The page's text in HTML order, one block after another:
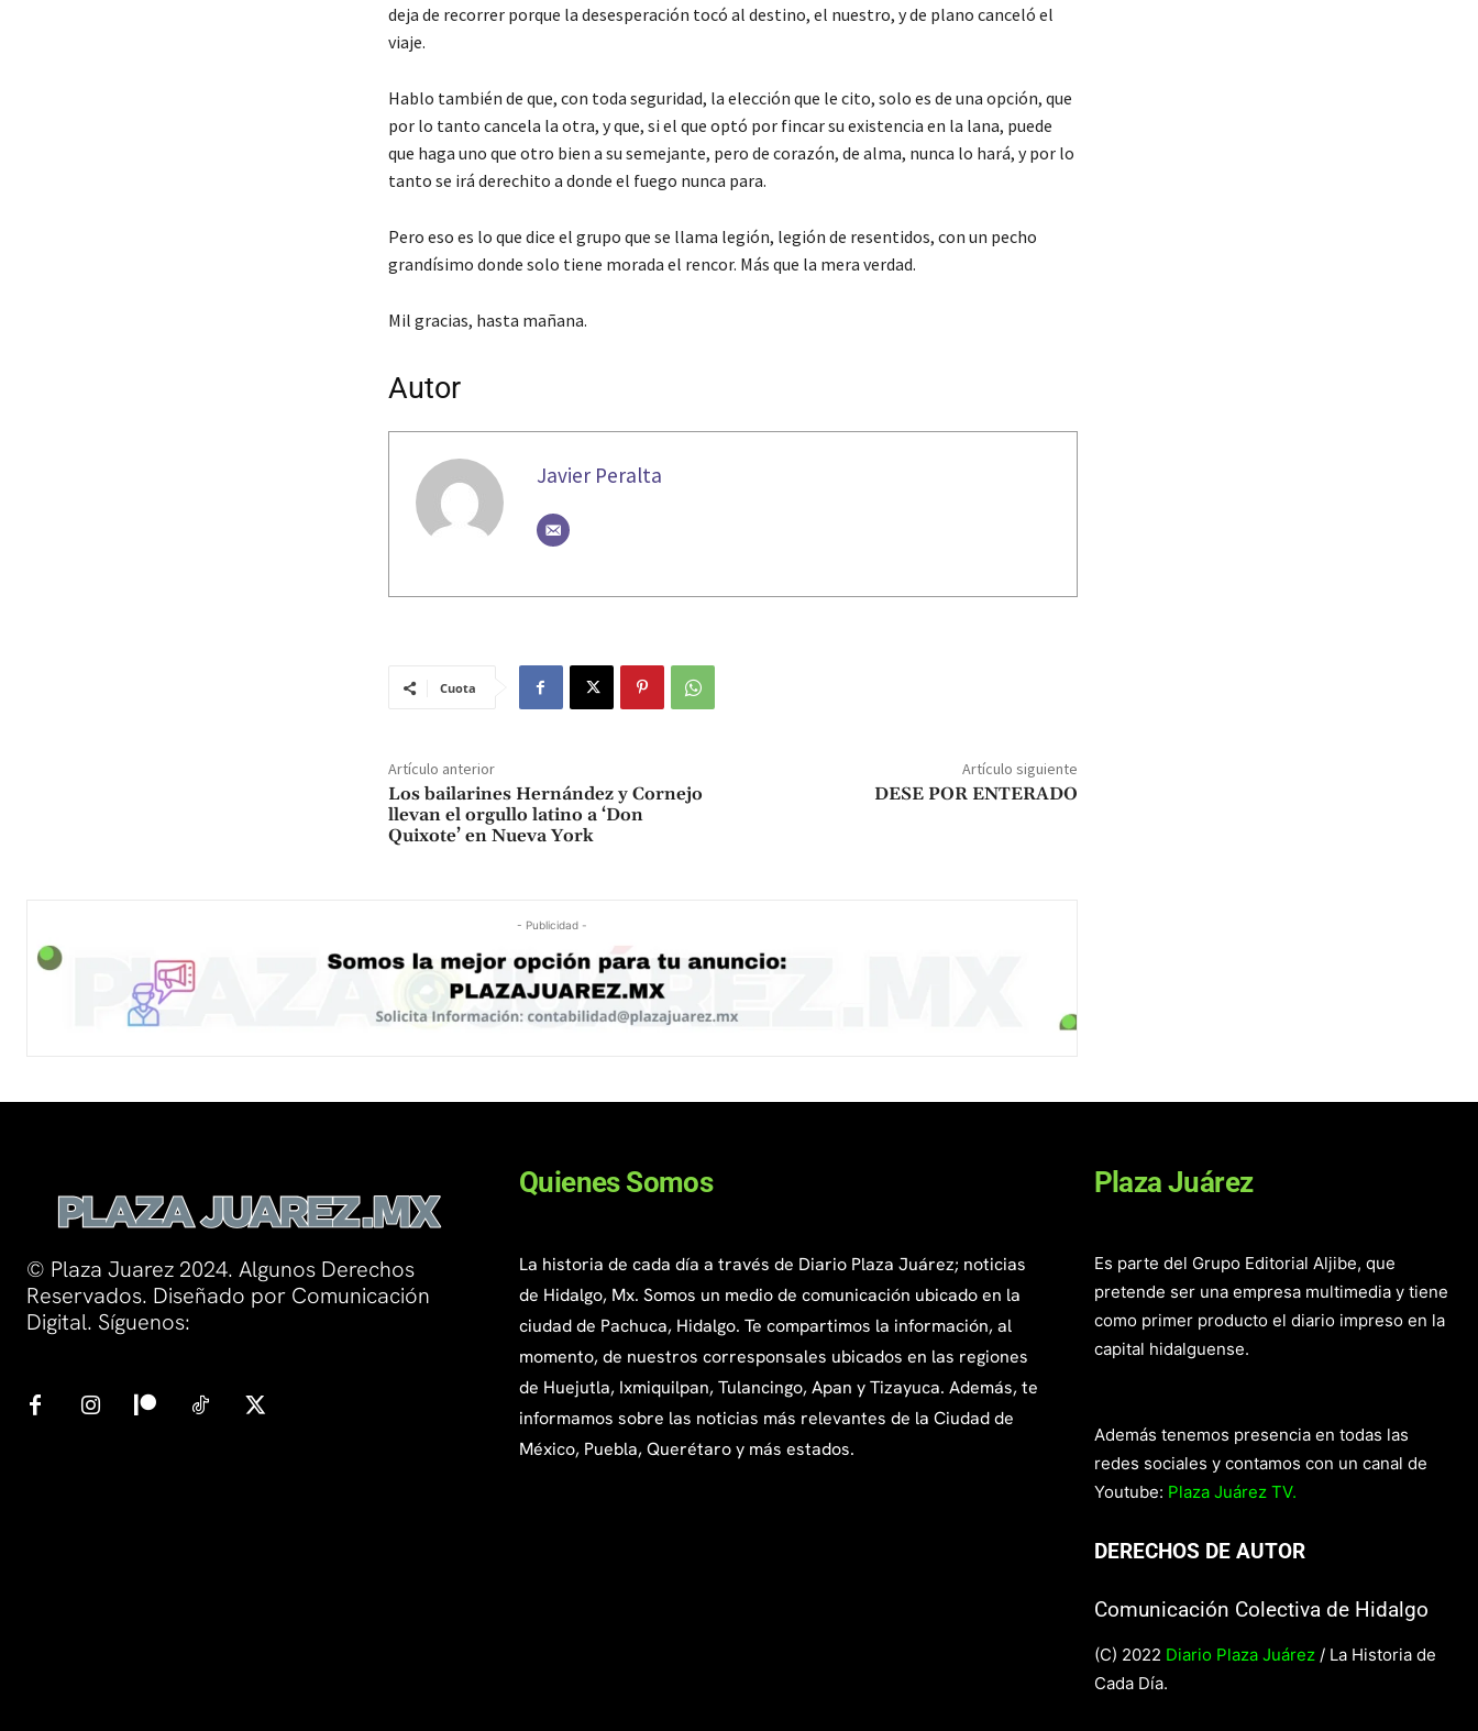
deja de recorrer porque la desesperación tocó al destino, el nuestro, y de plano canceló el
viaje.
Hablo también de que, con toda seguridad, la elección que le cito, solo es de una opción, que
por lo tanto cancela la otra, y que, si el que optó por fincar su existencia en la lana, puede
que haga uno que otro bien a su semejante, pero de corazón, de alma, nunca lo hará, y por lo
tanto se irá derechito a donde el fuego nunca para.
Pero eso es lo que dice el grupo que se llama legión, legión de resentidos, con un pecho
grandísimo donde solo tiene morada el rencor. Más que la mera verdad.
Mil gracias, hasta mañana.
Autor
Javier Peralta
Cuota
Artículo anterior
Los bailarines Hernández y Cornejo
llevan el orgullo latino a ‘Don
Quixote’ en Nueva York
Artículo siguiente
DESE POR ENTERADO
- Publicidad -
© Plaza Juarez 2024. Algunos Derechos
Reservados. Diseñado por Comunicación
Digital. Síguenos:
Quienes Somos
La historia de cada día a través de Diario Plaza Juárez; noticias
de Hidalgo, Mx. Somos un medio de comunicación ubicado en la
ciudad de Pachuca, Hidalgo. Te compartimos la información, al
momento, de nuestros corresponsales ubicados en las regiones
de Huejutla, Ixmiquilpan, Tulancingo, Apan y Tizayuca. Además, te
informamos sobre las noticias más relevantes de la Ciudad de
México, Puebla, Querétaro y más estados.
Plaza Juárez
Es parte del Grupo Editorial Aljibe, que
pretende ser una empresa multimedia y tiene
como primer producto el diario impreso en la
capital hidalguense.
Además tenemos presencia en todas las
redes sociales y contamos con un canal de
Youtube: Plaza Juárez TV.
DERECHOS DE AUTOR
Comunicación Colectiva de Hidalgo
(C) 2022 Diario Plaza Juárez / La Historia de
Cada Día.